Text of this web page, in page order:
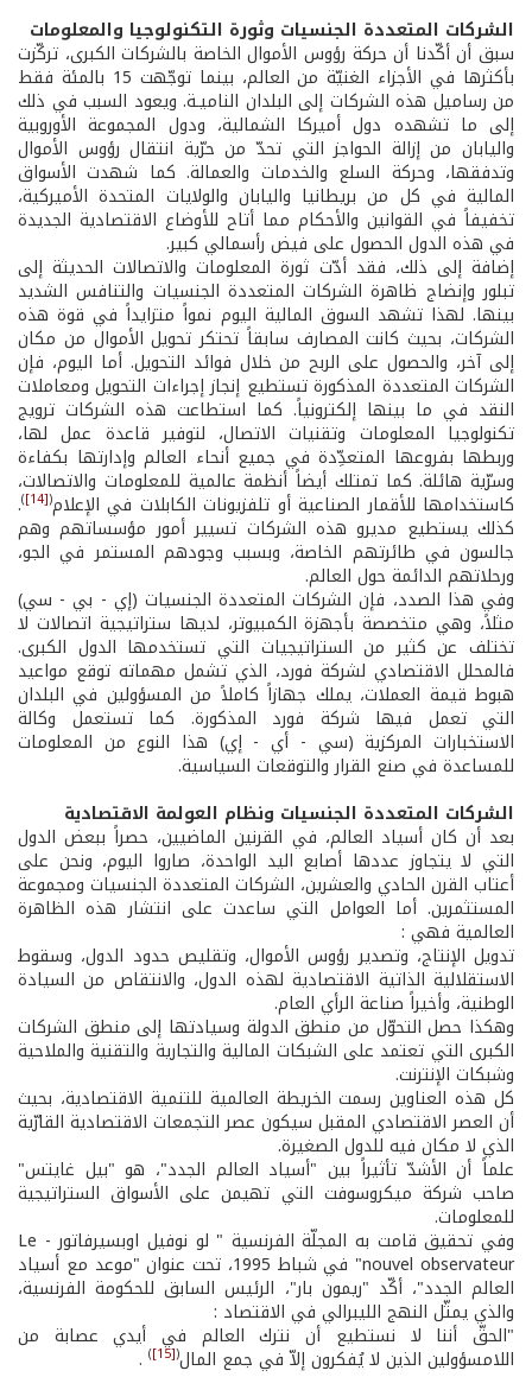
الشركات المتعددة الجنسيات وثورة التكنولوجيا والمعلومات
سبق أن أكّدنا أن حركة رؤوس الأموال الخاصة بالشركات الكبرى، تركّزت
بأكثرها في الأجزاء الغنيّة من العالم، بينما توجّهت 15 بالمئة فقط
من رساميل هذه الشركات إلى البلدان الناميـة. ويعود السبب في ذلك
إلى ما تشهده دول أميركا الشمالية، ودول المجموعة الأوروبية
واليابان من إزالة الحواجز التي تحدّ من حرّية انتقال رؤوس الأموال
وتدفقها، وحركة السلع والخدمات والعمالة. كما شهدت الأسواق
المالية في كل من بريطانيا واليابان والولايات المتحدة الأميركية،
تخفيفاً في القوانين والأحكام مما أتاح للأوضاع الاقتصادية الجديدة
في هذه الدول الحصول على فيض رأسمالي كبير.
إضافة إلى ذلك، فقد أدّت ثورة المعلومات والاتصالات الحديثة إلى
تبلور وإنضاج ظاهرة الشركات المتعددة الجنسيات والتنافس الشديد
بينها. لهذا تشهد السوق المالية اليوم نمواً متزايداً في قوة هذه
الشركات، بحيث كانت المصارف سابقاً تحتكر تحويل الأموال من مكان
إلى آخر، والحصول على الربح من خلال فوائد التحويل. أما اليوم، فإن
الشركات المتعددة المذكورة تستطيع إنجاز إجراءات التحويل ومعاملات
النقد في ما بينها إلكترونياً. كما استطاعت هذه الشركات ترويج
تكنولوجيا المعلومات وتقنيات الاتصال، لتوفير قاعدة عمل لها،
وربطها بفروعها المتعدِّدة في جميع أنحاء العالم وإدارتها بكفاءة
وسرّية هائلة. كما تمتلك أيضاً أنظمة عالمية للمعلومات والاتصالات،
كاستخدامها للأقمار الصناعية أو تلفزيونات الكابلات في الإعلام(
[14]
)
.
كذلك يستطيع مديرو هذه الشركات تسيير أمور مؤسساتهم وهم
جالسون في طائرتهم الخاصة، وبسبب وجودهم المستمر في الجو،
ورحلاتهم الدائمة حول العالم.
وفي هذا الصدد، فإن الشركات المتعددة الجنسيات (إي - بي - سي)
مثلاً، وهي متخصصة بأجهزة الكمبيوتر، لديها ستراتيجية اتصالات لا
تختلف عن كثير من الستراتيجيات التي تستخدمها الدول الكبرى.
فالمحلل الاقتصادي لشركة فورد، الذي تشمل مهماته توقع مواعيد
هبوط قيمة العملات، يملك جهازاً كاملاً من المسؤولين في البلدان
التي تعمل فيها شركة فورد المذكورة. كما تستعمل وكالة
الاستخبارات المركزية (سي - أي - إي) هذا النوع من المعلومات
للمساعدة في صنع القرار والتوقعات السياسية.
الشركات المتعددة الجنسيات ونظام العولمة الاقتصادية
بعد أن كان أسياد العالم، في القرنين الماضيين، حصراً ببعض الدول
التي لا يتجاوز عددها أصابع اليد الواحدة، صاروا اليوم، ونحن على
أعتاب القرن الحادي والعشرين، الشركات المتعددة الجنسيات ومجموعة
المستثمرين. أما العوامل التي ساعدت على انتشار هذه الظاهرة
العالمية فهي :
تدويل الإنتاج، وتصدير رؤوس الأموال، وتقليص حدود الدول، وسقوط
الاستقلالية الذاتية الاقتصادية لهذه الدول، والانتقاص من السيادة
الوطنية، وأخيراً صناعة الرأي العام.
وهكذا حصل التحوّل من منطق الدولة وسيادتها إلى منطق الشركات
الكبرى التي تعتمد على الشبكات المالية والتجارية والتقنية والملاحية
وشبكات الإنترنت.
كل هذه العناوين رسمت الخريطة العالمية للتنمية الاقتصادية، بحيث
أن العصر الاقتصادي المقبل سيكون عصر التجمعات الاقتصادية القارّية
الذي لا مكان فيه للدول الصغيرة.
علماً أن الأشدّ تأثيراً بين "أسياد العالم الجدد"، هو "بيل غايتس"
صاحب شركة ميكروسوفت التي تهيمن على الأسواق الستراتيجية
للمعلومات.
وفي تحقيق قامت به المجلّة الفرنسية " لو نوفيل اوبسيرفاتور - Le
nouvel observateur" في شباط 1995، تحت عنوان "موعد مع أسياد
العالم الجدد"، أكّد "ريمون بار"، الرئيس السابق للحكومة الفرنسية،
والذي يمثّل النهج الليبرالي في الاقتصاد :
"الحقّ أننا لا نستطيع أن نترك العالم في أيدي عصابة من
اللامسؤولين الذين لا يُفكرون إلاّ في جمع المال(
[15]
)
.